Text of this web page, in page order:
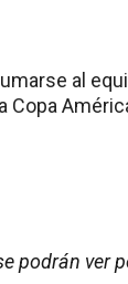
al
podrán ver